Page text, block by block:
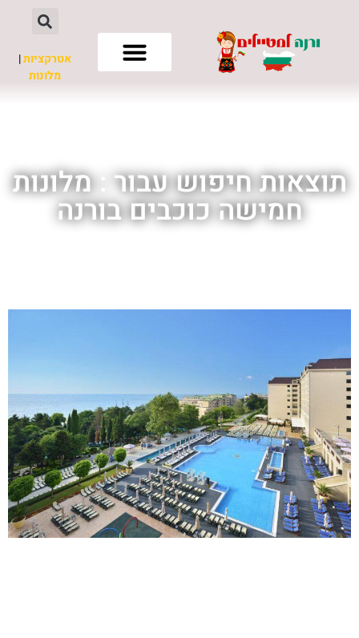
אטרקציות|
מלונות
תוצאות חיפוש עבור : מלונות
חמישה כוכבים בורנה